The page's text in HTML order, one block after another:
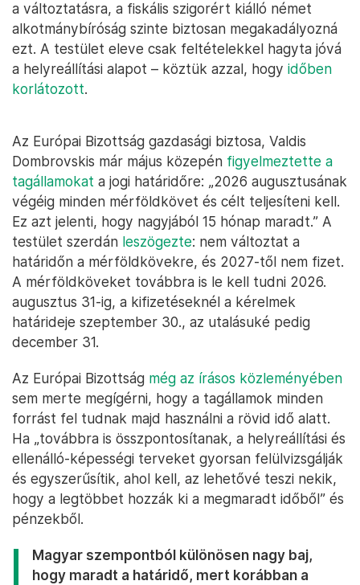
a változtatásra, a fiskális szigorért kiálló német
alkotmánybíróság szinte biztosan megakadályozná
ezt. A testület eleve csak feltételekkel hagyta jóvá
a helyreállítási alapot – köztük azzal, hogy időben
korlátozott.
Az Európai Bizottság gazdasági biztosa, Valdis
Dombrovskis már május közepén figyelmeztette a
tagállamokat a jogi határidőre: „2026 augusztusának
végéig minden mérföldkövet és célt teljesíteni kell.
Ez azt jelenti, hogy nagyjából 15 hónap maradt.” A
testület szerdán leszögezte: nem változtat a
határidőn a mérföldkövekre, és 2027-től nem fizet.
A mérföldköveket továbbra is le kell tudni 2026.
augusztus 31-ig, a kifizetéseknél a kérelmek
határideje szeptember 30., az utalásuké pedig
december 31.
Az Európai Bizottság még az írásos közleményében
sem merte megígérni, hogy a tagállamok minden
forrást fel tudnak majd használni a rövid idő alatt.
Ha „továbbra is összpontosítanak, a helyreállítási és
ellenálló-képességi terveket gyorsan felülvizsgálják
és egyszerűsítik, ahol kell, az lehetővé teszi nekik,
hogy a legtöbbet hozzák ki a megmaradt időből” és
pénzekből.
Magyar szempontból különösen nagy baj,
hogy maradt a határidő, mert korábban a